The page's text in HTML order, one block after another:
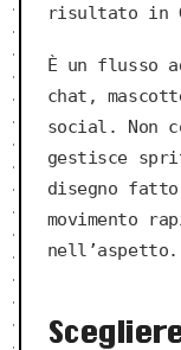
risultato in
È un flusso
chat,
social. Non
gestisce
disegno
movimento
nell’aspetto.